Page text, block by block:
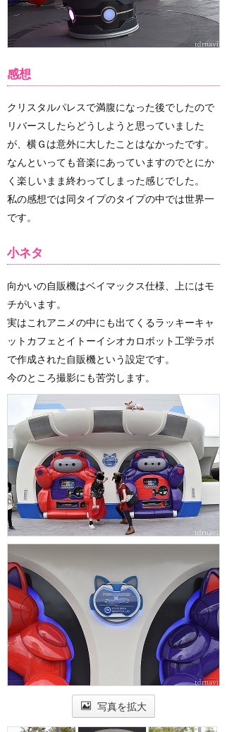
感想
クリスタルパレスで満腹になった後でしたので
リバースしたらどうしようと思っていました
が、横Ｇは意外に大したことはなかったです。
なんといっても音楽にあっていますのでとにか
く楽しいまま終わってしまった感じでした。
私の感想では同タイプのタイプの中では世界一
です。
小ネタ
向かいの自販機はベイマックス仕様、上にはモ
チがいます。
実はこれアニメの中にも出てくるラッキーキャ
ットカフェとイトーイシオカロボット工学ラボ
で作成された自販機という設定です。
今のところ撮影にも苦労します。
写真を拡大